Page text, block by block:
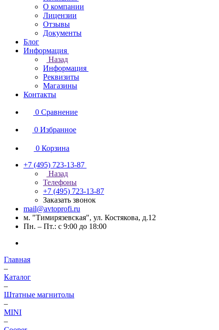
О компании
Лицензии
Отзывы
Документы
Блог
Информация
Назад
Информация
Реквизиты
Магазины
Контакты
0 Сравнение
0 Избранное
0 Корзина
+7 (495) 723-13-87
Назад
Телефоны
+7 (495) 723-13-87
Заказать звонок
mail@avtoprofi.ru
м. "Тимирязевская", ул. Костякова, д.12
Пн. – Пт.: с 9:00 до 18:00
Главная
–
Каталог
–
Штатные магнитолы
–
MINI
–